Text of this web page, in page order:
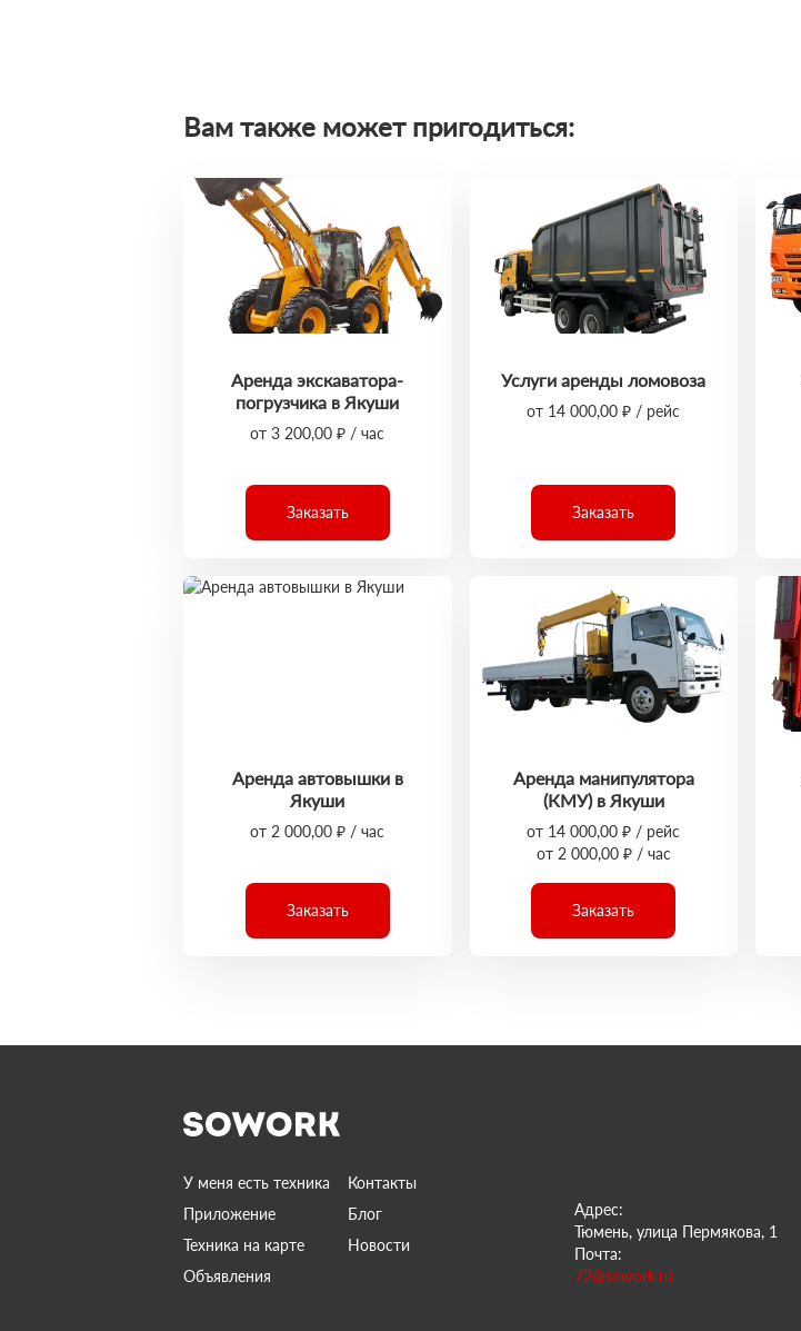
Вам также может пригодиться:
Аренда экскаватора-
погрузчика в Якуши
от 3 200,00 ₽ / час
Заказать
Услуги аренды ломовоза
от 14 000,00 ₽ / рейс
Заказать
Аренда автовышки в
Якуши
от 2 000,00 ₽ / час
Заказать
Аренда манипулятора
(КМУ) в Якуши
от 14 000,00 ₽ / рейс
от 2 000,00 ₽ / час
Заказать
У меня есть техника
Контакты
Приложение
Блог
Техника на карте
Новости
Объявления
Адрес:
Тюмень, улица Пермякова, 1
Почта:
72@sowork.ru